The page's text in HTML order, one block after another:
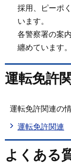
採用、ピーポ
います。
各警察署の案
纏めています。
運転免許
運転免許関連の
運転免許関連
よくある